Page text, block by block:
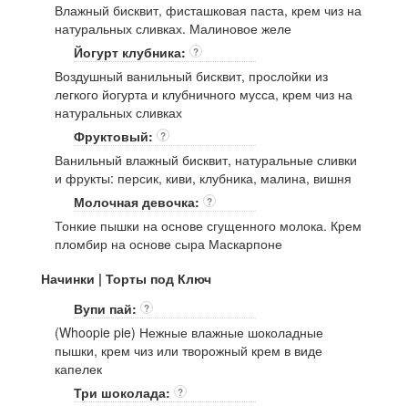
Влажный бисквит, фисташковая паста, крем чиз на
натуральных сливках. Малиновое желе
Йогурт клубника:
?
Воздушный ванильный бисквит, прослойки из
легкого йогурта и клубничного мусса, крем чиз на
натуральных сливках
Фруктовый:
?
Ванильный влажный бисквит, натуральные сливки
и фрукты: персик, киви, клубника, малина, вишня
Молочная девочка:
?
Тонкие пышки на основе сгущенного молока. Крем
пломбир на основе сыра Маскарпоне
Начинки | Торты под Ключ
Вупи пай:
?
(Whoopie pie) Нежные влажные шоколадные
пышки, крем чиз или творожный крем в виде
капелек
Три шоколада:
?